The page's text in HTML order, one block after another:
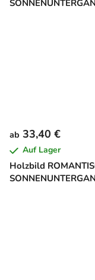
Holzbild
ab 33,40 €
Auf Lager